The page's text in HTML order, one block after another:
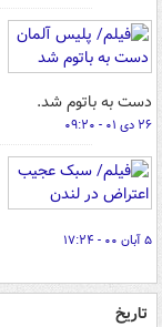
دست به باتوم شد.
۲۶ دی ۰۱ - ۰۹:۲۰
۵ آبان ۰۰ - ۱۷:۲۴
تاریخ